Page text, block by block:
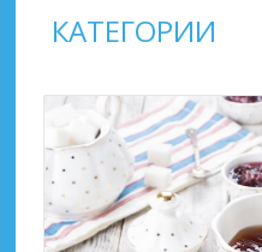
КАТЕГОРИИ